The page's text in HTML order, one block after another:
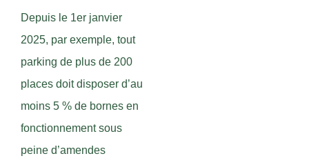
Depuis le 1er janvier
2025, par exemple, tout
parking de plus de 200
places doit disposer d’au
moins 5 % de bornes en
fonctionnement sous
peine d’amendes